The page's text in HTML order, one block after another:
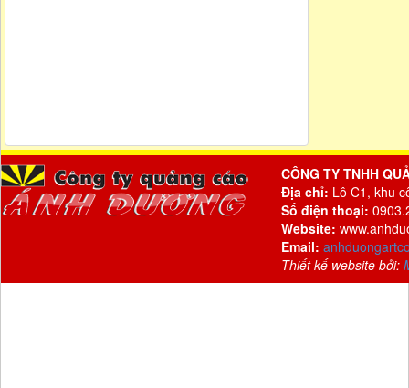
CÔNG TY TNHH
Địa chỉ: Lô C1, khu
Số điện thoại:
Website:
Email:
Thiết kế website bởi: